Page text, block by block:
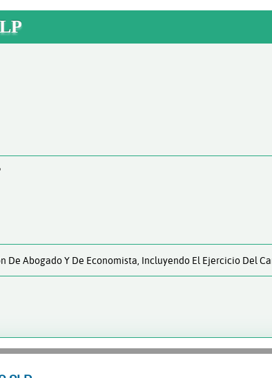
De Abogado Y De Economista, Incluyendo El Ejercicio Del